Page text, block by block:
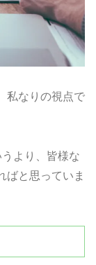
私なりの視点で
より、皆様な
ばと思っていま